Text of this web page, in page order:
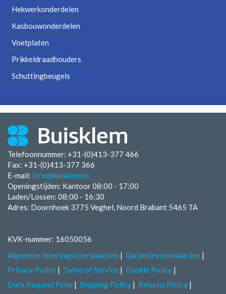
Hekwerkonderdelen
Kasbouwonderdelen
Voetplaten
Prikkeldraadhouders
Schuttingbeugels
Telefoonnummer: +31-(0)413-377 466
Fax: +31-(0)413-377 366
E-mail: info@buisklem.nl
Openingstijden: Kantoor 08:00 - 17:00
Laden/Lossen: 08:00 - 16:30
Adres: Doornhoek 3775 Veghel, Noord Brabant 5465 TA
KVK-nummer: 16050056
Algemene leveringsvoorwaarden
Garantievoorwaarden
Privacy Policy
Terms of Service
Cookie Policy
Data Request Form
Shipping Policy Returns Policy